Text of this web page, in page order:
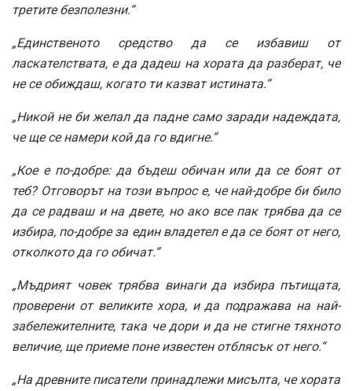
третите безполезни.“
„Единственото средство да се избавиш от
ласкателствата, е да дадеш на хората да разберат, че
не се обиждаш, когато ти казват истината.“
„Никой не би желал да падне само заради надеждата,
че ще се намери кой да го вдигне.“
„Кое е по-добре: да бъдеш обичан или да се боят от
теб? Отговорът на този въпрос е, че най-добре би било
да се радваш и на двете, но ако все пак трябва да се
избира, по-добре за един владетел е да се боят от него,
отколкото да го обичат.“
„Мъдрият човек трябва винаги да избира пътищата,
проверени от великите хора, и да подражава на най-
забележителните, така че дори и да не стигне тяхното
величие, ще приеме поне известен отблясък от него.“
„На древните писатели принадлежи мисълта, че хората